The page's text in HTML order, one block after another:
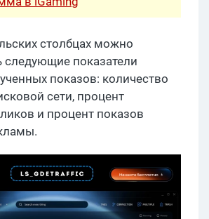
столбцах можно
следующие показатели
показов: количество
сети, процент
и процент показов